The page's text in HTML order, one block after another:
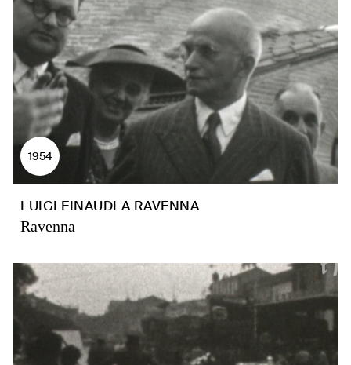
1954
LUIGI EINAUDI A RAVENNA
Ravenna